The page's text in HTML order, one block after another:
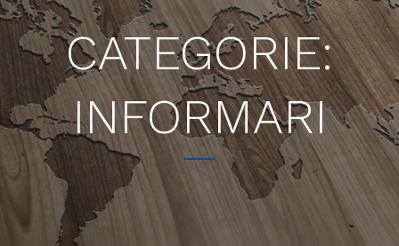
CATEGORIE:
INFORMARI